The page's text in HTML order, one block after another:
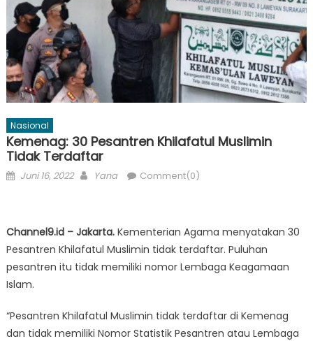
Nasional
Kemenag: 30 Pesantren Khilafatul Muslimin
Tidak Terdaftar
Posted
Juni 16, 2022 Author
Yana Comment(0)
Channel9.id – Jakarta. Kementerian Agama menyatakan 30
Pesantren Khilafatul Muslimin tidak terdaftar. Puluhan
pesantren itu tidak memiliki nomor Lembaga Keagamaan
Islam.
“Pesantren Khilafatul Muslimin tidak terdaftar di Kemenag
dan tidak memiliki Nomor Statistik Pesantren atau Lembaga